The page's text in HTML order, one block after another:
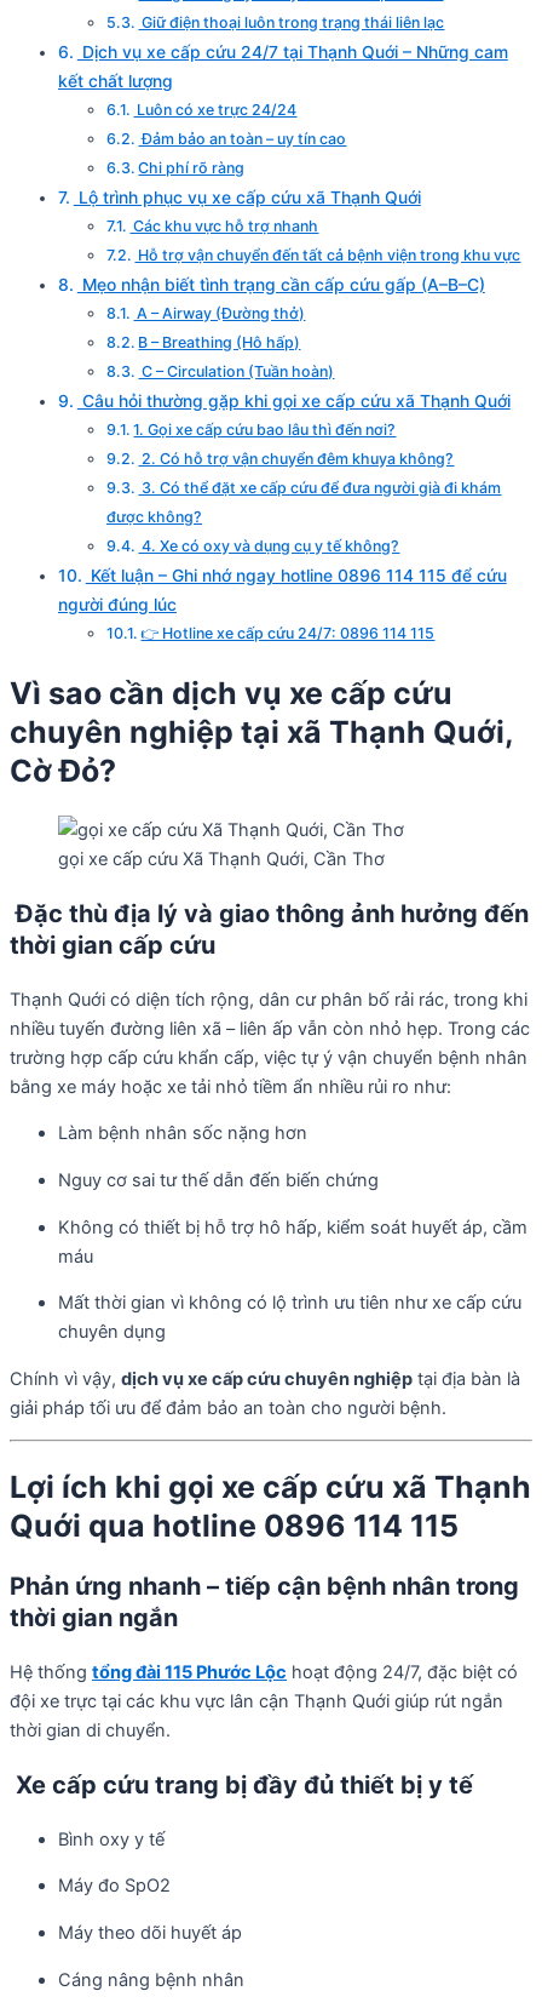
Giữ điện thoại luôn trong trạng thái liên lạc
Dịch vụ xe cấp cứu 24/7 tại Thạnh Quới – Những cam
kết chất lượng
Luôn có xe trực 24/24
Đảm bảo an toàn – uy tín cao
Chi phí rõ ràng
Lộ trình phục vụ xe cấp cứu xã Thạnh Quới
Các khu vực hỗ trợ nhanh
Hỗ trợ vận chuyển đến tất cả bệnh viện trong khu vực
Mẹo nhận biết tình trạng cần cấp cứu gấp (A–B–C)
A – Airway (Đường thở)
B – Breathing (Hô hấp)
C – Circulation (Tuần hoàn)
Câu hỏi thường gặp khi gọi xe cấp cứu xã Thạnh Quới
1. Gọi xe cấp cứu bao lâu thì đến nơi?
2. Có hỗ trợ vận chuyển đêm khuya không?
3. Có thể đặt xe cấp cứu để đưa người già đi khám
được không?
4. Xe có oxy và dụng cụ y tế không?
Kết luận – Ghi nhớ ngay hotline 0896 114 115 để cứu
người đúng lúc
👉 Hotline xe cấp cứu 24/7: 0896 114 115
Vì sao cần dịch vụ xe cấp cứu
chuyên nghiệp tại xã Thạnh Quới,
Cờ Đỏ?
gọi xe cấp cứu Xã Thạnh Quới, Cần Thơ
Đặc thù địa lý và giao thông ảnh hưởng đến
thời gian cấp cứu
Thạnh Quới có diện tích rộng, dân cư phân bố rải rác, trong khi
nhiều tuyến đường liên xã – liên ấp vẫn còn nhỏ hẹp. Trong các
trường hợp cấp cứu khẩn cấp, việc tự ý vận chuyển bệnh nhân
bằng xe máy hoặc xe tải nhỏ tiềm ẩn nhiều rủi ro như:
Làm bệnh nhân sốc nặng hơn
Nguy cơ sai tư thế dẫn đến biến chứng
Không có thiết bị hỗ trợ hô hấp, kiểm soát huyết áp, cầm
máu
Mất thời gian vì không có lộ trình ưu tiên như xe cấp cứu
chuyên dụng
Chính vì vậy, dịch vụ xe cấp cứu chuyên nghiệp tại địa bàn là
giải pháp tối ưu để đảm bảo an toàn cho người bệnh.
Lợi ích khi gọi xe cấp cứu xã Thạnh
Quới qua hotline 0896 114 115
Phản ứng nhanh – tiếp cận bệnh nhân trong
thời gian ngắn
Hệ thống tổng đài 115 Phước Lộc hoạt động 24/7, đặc biệt có
đội xe trực tại các khu vực lân cận Thạnh Quới giúp rút ngắn
thời gian di chuyển.
Xe cấp cứu trang bị đầy đủ thiết bị y tế
Bình oxy y tế
Máy đo SpO2
Máy theo dõi huyết áp
Cáng nâng bệnh nhân